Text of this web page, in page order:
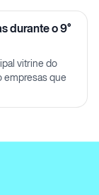
durante o 9°
vitrine do
empresas que